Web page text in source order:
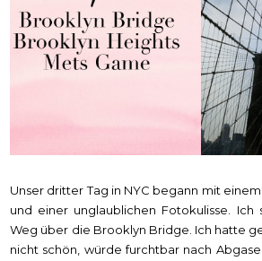
Unser dritter Tag in NYC begann mit
und einer unglaublichen Fotokulisse. Ich
Weg über die Brooklyn Bridge. Ich hatte
nicht schön, würde furchtbar nach